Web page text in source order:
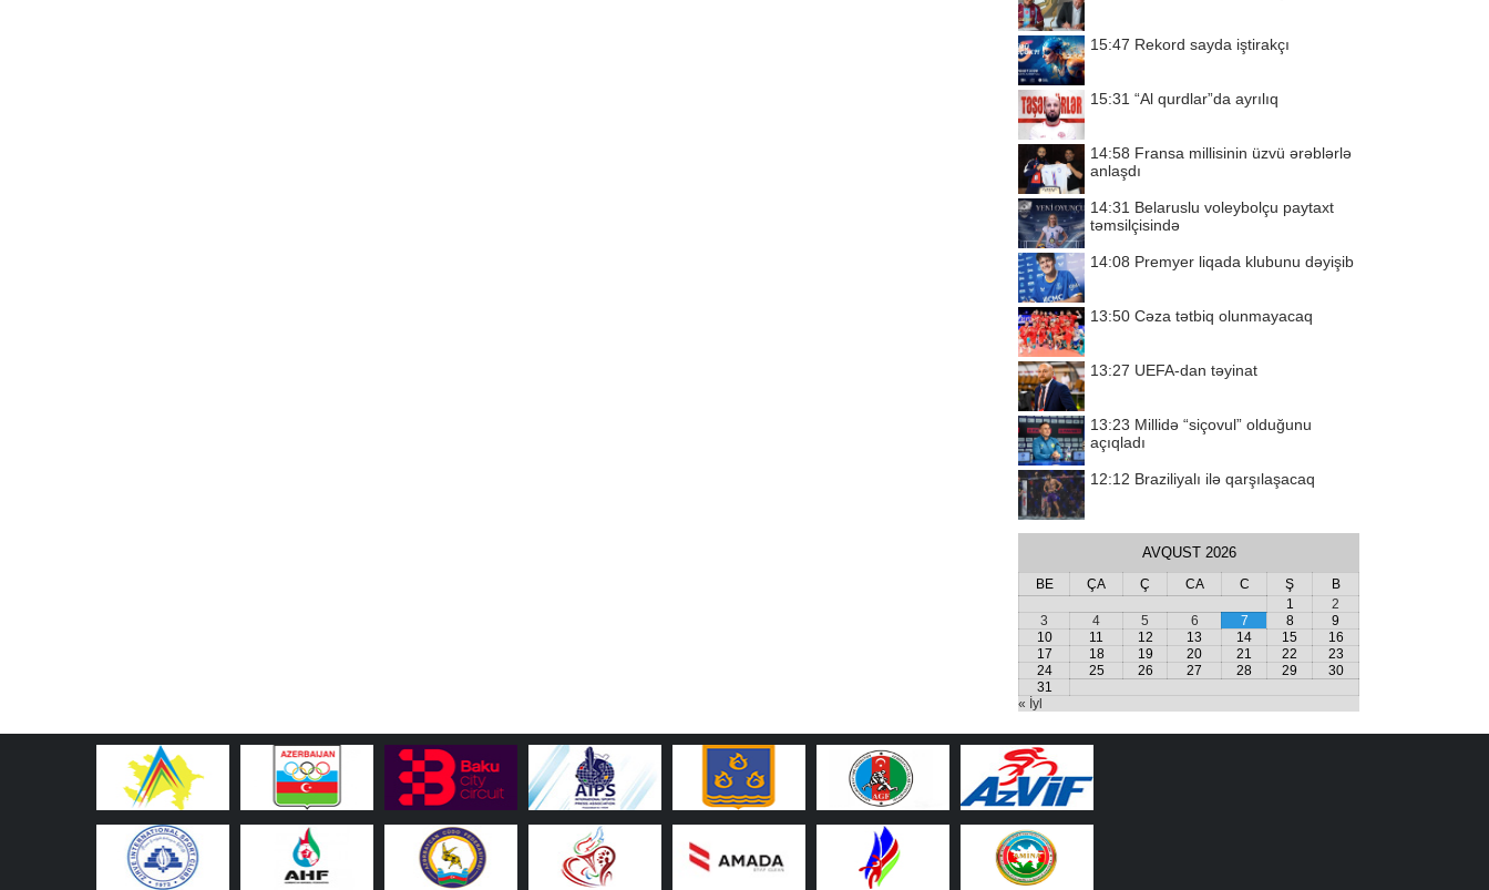
15:47 Rekord sayda iştirakçı
15:31 “Al qurdlar”da ayrılıq
14:58 Fransa millisinin üzvü ərəblərlə
anlaşdı
14:31 Belaruslu voleybolçu paytaxt
təmsilçisində
14:08 Premyer liqada klubunu dəyişib
13:50 Cəza tətbiq olunmayacaq
13:27 UEFA-dan təyinat
13:23 Millidə “siçovul” olduğunu
açıqladı
12:12 Braziliyalı ilə qarşılaşacaq
AVQUST 2026
BE ÇA Ç CA C Ş
B
1
2
3
4 5 6 7 8
9
10
11 12 13 14 15
16
17
18 19 20 21 22
23
24
25 26 27 28 29
30
31
« İyl